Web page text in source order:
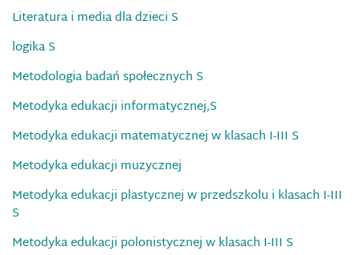
Literatura i media dla dzieci S
logika S
Metodologia badań społecznych S
Metodyka edukacji informatycznej,S
Metodyka edukacji matematycznej w klasach I-III S
Metodyka edukacji muzycznej
Metodyka edukacji plastycznej w przedszkolu i klasach I-III
S
Metodyka edukacji polonistycznej w klasach I-III S